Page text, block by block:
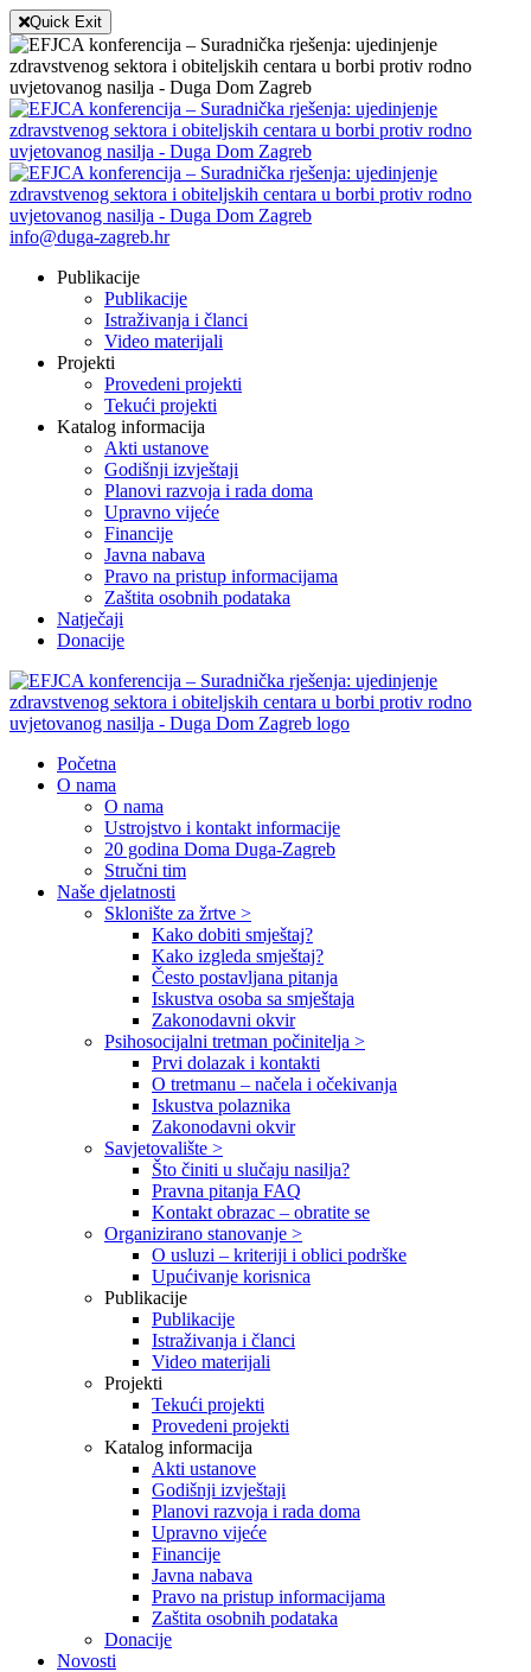
Quick Exit
info@duga-zagreb.hr
Publikacije
Publikacije
Istraživanja i članci
Video materijali
Projekti
Provedeni projekti
Tekući projekti
Katalog informacija
Akti ustanove
Godišnji izvještaji
Planovi razvoja i rada doma
Upravno vijeće
Financije
Javna nabava
Pravo na pristup informacijama
Zaštita osobnih podataka
Natječaji
Donacije
Početna
O nama
O nama
Ustrojstvo i kontakt informacije
20 godina Doma Duga-Zagreb
Stručni tim
Naše djelatnosti
Sklonište za žrtve >
Kako dobiti smještaj?
Kako izgleda smještaj?
Često postavljana pitanja
Iskustva osoba sa smještaja
Zakonodavni okvir
Psihosocijalni tretman počinitelja >
Prvi dolazak i kontakti
O tretmanu – načela i očekivanja
Iskustva polaznika
Zakonodavni okvir
Savjetovalište >
Što činiti u slučaju nasilja?
Pravna pitanja FAQ
Kontakt obrazac – obratite se
Organizirano stanovanje >
O usluzi – kriteriji i oblici podrške
Upućivanje korisnica
Publikacije
Publikacije
Istraživanja i članci
Video materijali
Projekti
Tekući projekti
Provedeni projekti
Katalog informacija
Akti ustanove
Godišnji izvještaji
Planovi razvoja i rada doma
Upravno vijeće
Financije
Javna nabava
Pravo na pristup informacijama
Zaštita osobnih podataka
Donacije
Novosti